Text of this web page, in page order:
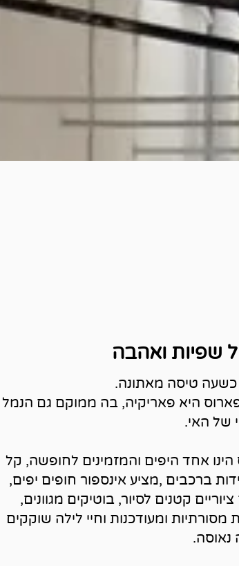
שפיות ואהבה
כשעה טיסה מאתונה.
היא פאריקיה, בה ממוקם גם הנמל
של האי.
הינו אחד היפים והמזמינים לחופשה, קל
ברכבים ,מציע אינספור חופים יפים,
קטנים לסיור, בוטיקים מגוונים,
מסורתיות ומעודכנות וחיי לילה שוקקים
נאוסה.